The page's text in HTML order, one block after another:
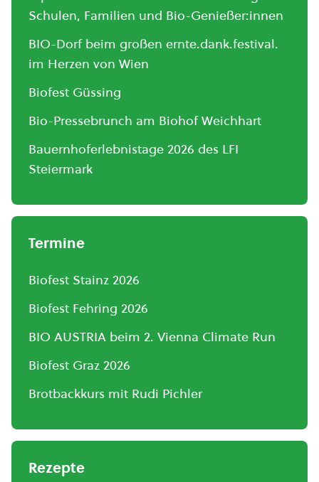
Schulen, Familien und Bio-Genießer:innen
BIO-Dorf beim großen ernte.dank.festival.
im Herzen von Wien
Biofest Güssing
Bio-Pressebrunch am Biohof Weichhart
Bauernhoferlebnistage 2026 des LFI
Steiermark
Termine
Biofest Stainz 2026
Biofest Fehring 2026
BIO AUSTRIA beim 2. Vienna Climate Run
Biofest Graz 2026
Brotbackkurs mit Rudi Pichler
Rezepte